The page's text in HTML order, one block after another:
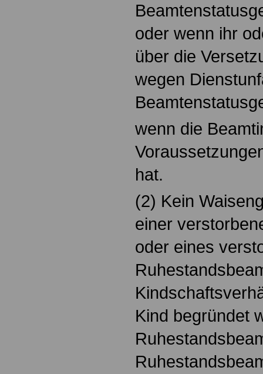
oder wenn ihr
über die
wegen
wenn die
hat.
(2) Kein
einer
oder eines
Kind begründet